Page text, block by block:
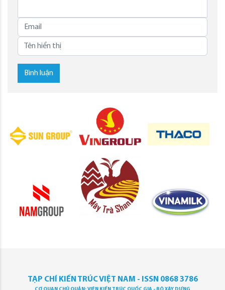
Bình luận
TẠP CHÍ KIẾN TRÚC VIỆT NAM - ISSN 0868 3786